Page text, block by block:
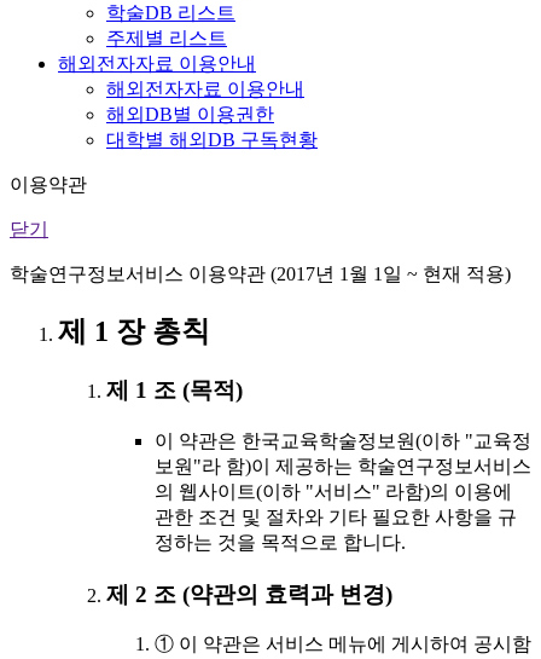
학술DB 리스트
주제별 리스트
해외전자자료 이용안내
해외전자자료 이용안내
해외DB별 이용권한
대학별 해외DB 구독현황
이용약관
닫기
학술연구정보서비스 이용약관 (2017년 1월 1일 ~ 현재 적용)
제 1 장 총칙
제 1 조 (목적)
이 약관은 한국교육학술정보원(이하 "교육정
보원"라 함)이 제공하는 학술연구정보서비스
의 웹사이트(이하 "서비스" 라함)의 이용에
관한 조건 및 절차와 기타 필요한 사항을 규
정하는 것을 목적으로 합니다.
제 2 조 (약관의 효력과 변경)
① 이 약관은 서비스 메뉴에 게시하여 공시함